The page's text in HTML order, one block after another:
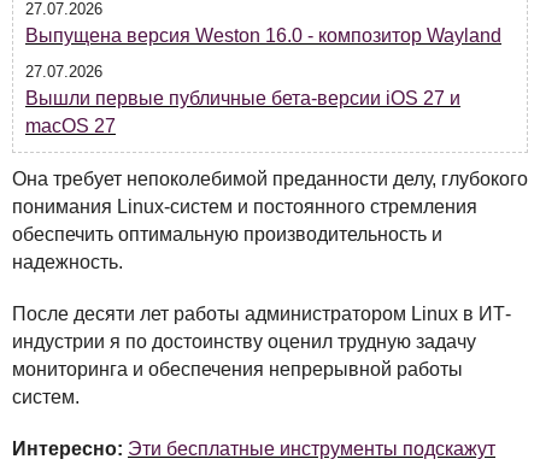
27.07.2026
Выпущена версия Weston 16.0 - композитор Wayland
27.07.2026
Вышли первые публичные бета-версии iOS 27 и
macOS 27
Она требует непоколебимой преданности делу, глубокого
понимания Linux-систем и постоянного стремления
обеспечить оптимальную производительность и
надежность.
После десяти лет работы администратором Linux в ИТ-
индустрии я по достоинству оценил трудную задачу
мониторинга и обеспечения непрерывной работы
систем.
Интересно: Эти бесплатные инструменты подскажут